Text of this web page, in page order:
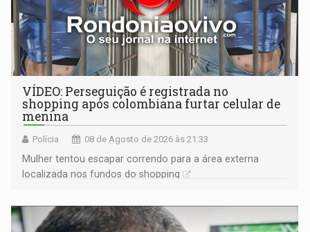
VÍDEO: Perseguição é registrada no
shopping após colombiana furtar celular de
menina
Polícia 08 de Agosto de 2026 às 21:33
Mulher tentou escapar correndo para a área externa
localizada nos fundos do shopping